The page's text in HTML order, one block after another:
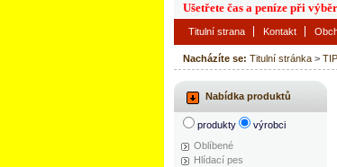
Nacházíte se: Titulní stránka >
Nabídka produktů
produkty
výrobci
Oblíbené
Hlídací pes
Titulní strana Kontakt
Ušetřete čas a peníze při